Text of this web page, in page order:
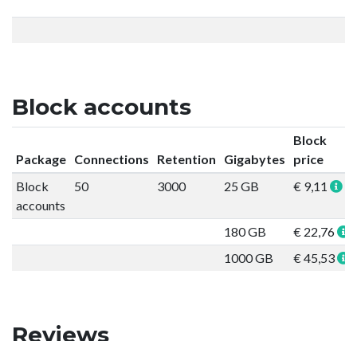
Block accounts
Package Connections Retention Gigabytes
Block
price
Block
accounts
50 3000 25 GB € 9,11
180 GB
€ 22,76
1000 GB
€ 45,53
Reviews